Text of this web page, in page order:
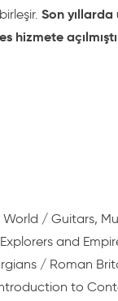
Son
hizmete
/ Guitars,
and
/ Roman
to